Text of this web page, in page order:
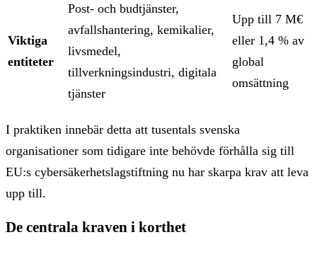
Viktiga
entiteter
Post- och budtjänster,
avfallshantering, kemikalier,
livsmedel,
tillverkningsindustri, digitala
tjänster
Upp till 7 M€
eller 1,4 % av
global
omsättning
I praktiken innebär detta att tusentals svenska
organisationer som tidigare inte behövde förhålla sig till
EU:s cybersäkerhetslagstiftning nu har skarpa krav att leva
upp till.
De centrala kraven i korthet